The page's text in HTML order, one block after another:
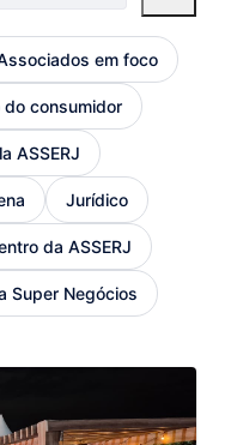
em foco
consumidor
ASSERJ
Jurídico
da ASSERJ
Super Negócios